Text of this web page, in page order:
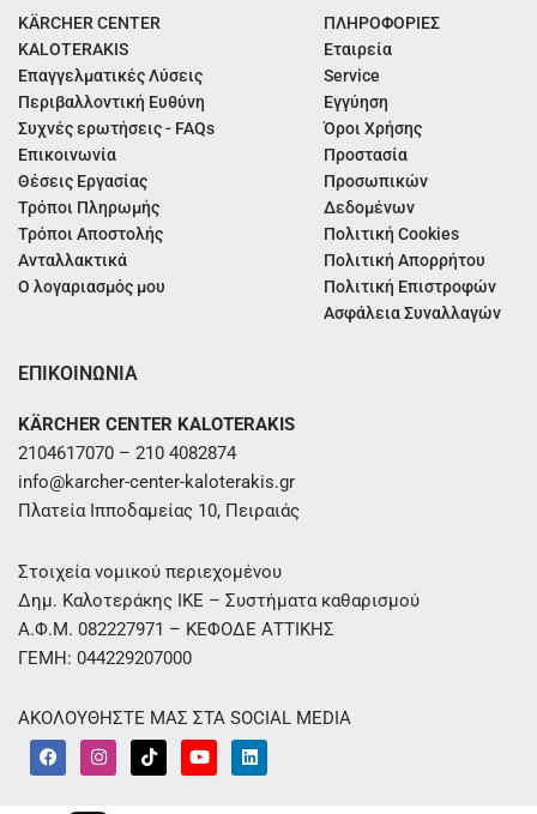
KÄRCHER CENTER
KALOTERAKIS
Επαγγελματικές Λύσεις
Περιβαλλοντική Ευθύνη
Συχνές ερωτήσεις - FAQs
Επικοινωνία
Θέσεις Εργασίας
Τρόποι Πληρωμής
Τρόποι Αποστολής
Ανταλλακτικά
Ο λογαριασμός μου
ΠΛΗΡΟΦΟΡΙΕΣ
Εταιρεία
Service
Εγγύηση
Όροι Χρήσης
Προστασία
Προσωπικών
Δεδομένων
Πολιτική Cookies
Πολιτική Απορρήτου
Πολιτική Επιστροφών
Ασφάλεια Συναλλαγών
ΕΠΙΚΟΙΝΩΝΙΑ
KÄRCHER CENTER KALOTERAKIS
2104617070 – 210 4082874
info@karcher-center-kaloterakis.gr
Πλατεία Ιπποδαμείας 10, Πειραιάς
Στοιχεία νομικού περιεχομένου
Δημ. Καλοτεράκης ΙΚΕ – Συστήματα καθαρισμού
Α.Φ.Μ. 082227971 – ΚΕΦΟΔΕ ΑΤΤΙΚΗΣ
ΓΕΜΗ: 044229207000
ΑΚΟΛΟΥΘΗΣΤΕ ΜΑΣ ΣΤΑ SOCIAL MEDIA
F
a
c
I
n
s
T
i
k
Y
o
u
L
i
n